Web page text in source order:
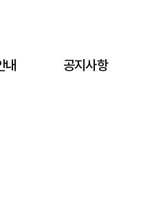
내 공지사항